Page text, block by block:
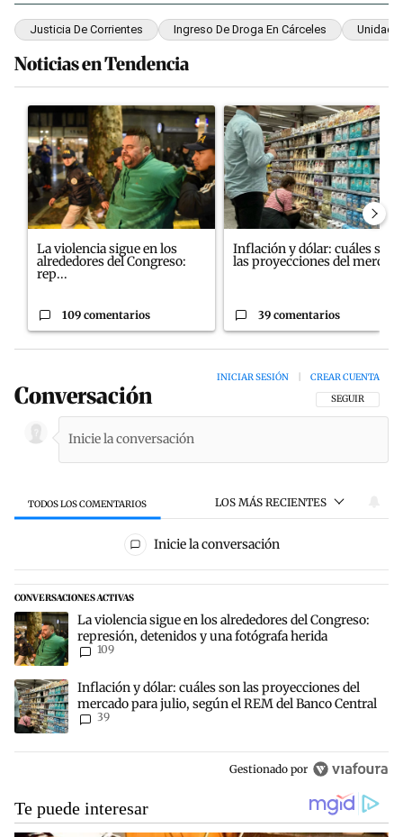
Justicia De Corrientes Ingreso De Droga En Cárceles Unidad
Noticias en Tendencia
Este listado muestra los artículos con más comentarios en los
Un artículo de tendencia con el título "La violencia sigue en los
La violencia sigue en los
alrededores del Congreso:
rep...
109 comentarios
Un artículo de tendencia con
Inflación y dólar: cuáles son
las proyecciones del merc...
39 comentarios
Conversación SIGA ESTA
SEGUIR
INICIAR SESIÓN CREAR CUENTA
TODOS LOS COMENTARIOS LOS MÁS RECIENTES
Todos los comentarios
Inicie la conversación
CONVERSACIONES ACTIVAS
Este listado muestra los artículos con más comentarios en los
Un artículo de tendencia con el título "La violencia sigue en los
La violencia sigue en los alrededores del Congreso:
represión, detenidos y una fotógrafa herida
109
Un artículo de tendencia con el título "Inflación y dólar: cuáles
Inflación y dólar: cuáles son las proyecciones del
mercado para julio, según el REM del Banco Central
39
Gestionado por